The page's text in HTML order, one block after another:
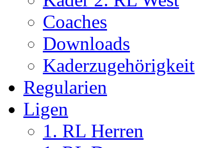
Coaches
Downloads
Kaderzugehörigkeit
Regularien
Ligen
1. RL Herren